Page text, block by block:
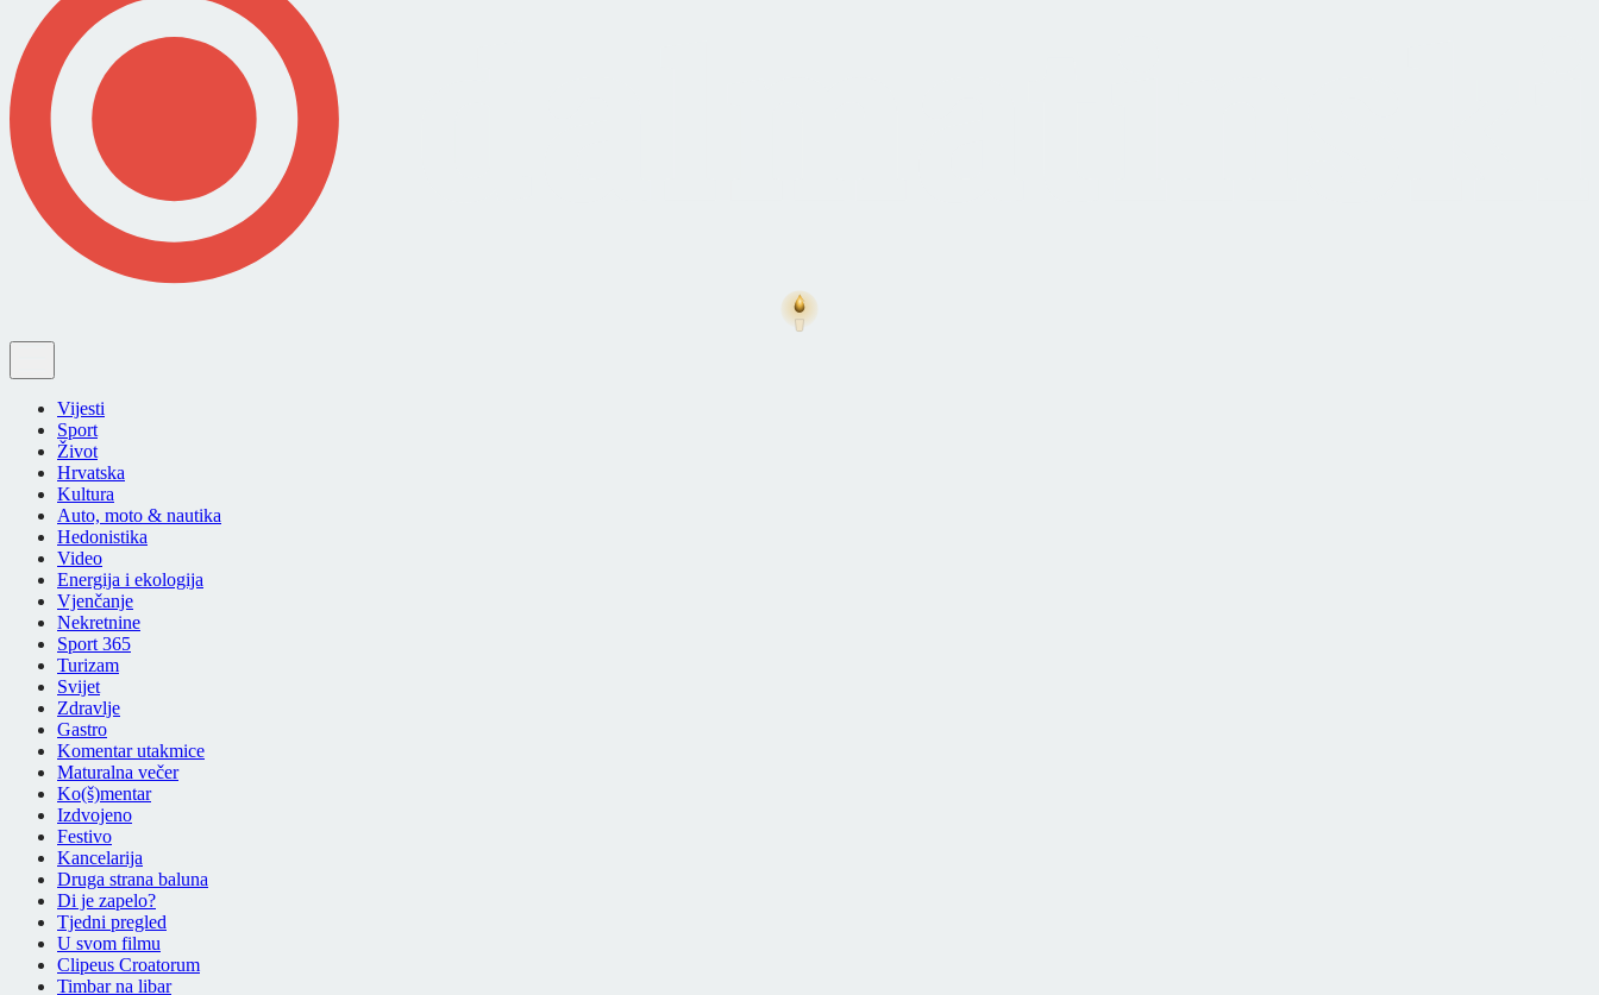
Vijesti
Sport
Život
Hrvatska
Kultura
Auto, moto & nautika
Hedonistika
Video
Energija i ekologija
Vjenčanje
Nekretnine
Sport 365
Turizam
Svijet
Zdravlje
Gastro
Komentar utakmice
Maturalna večer
Ko(š)mentar
Izdvojeno
Festivo
Kancelarija
Druga strana baluna
Di je zapelo?
Tjedni pregled
U svom filmu
Clipeus Croatorum
Timbar na libar